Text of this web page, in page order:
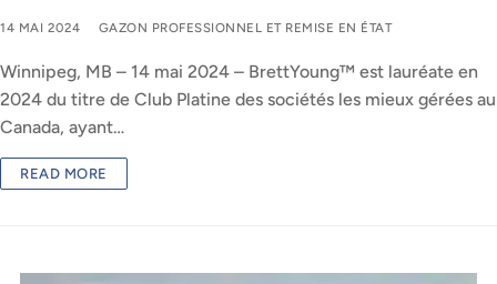
14 MAI 2024 GAZON PROFESSIONNEL ET REMISE EN ÉTAT
Winnipeg, MB – 14 mai 2024 – BrettYoung™ est lauréate en
2024 du titre de Club Platine des sociétés les mieux gérées au
Canada, ayant…
READ MORE